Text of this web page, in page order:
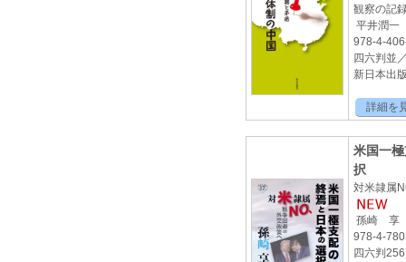
観察の記
平井潤一
978-4-
四六判並
新日本出
詳細を
米国一
択
対米隷属
孫崎 享
978-4-
四六判